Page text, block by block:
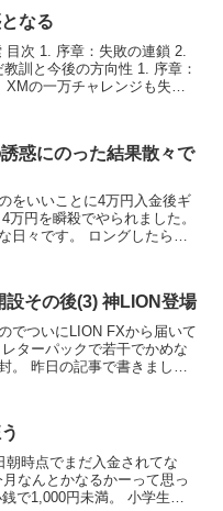
なる
目次 1. 序章：失敗の連鎖 2.
訓と今後の方向性 1. 序章：
の一万チャレンジも失敗
惑にのった結果散々で
をいいことに4万円入金後ギ
円を瞬殺でやられました。
日々です。 ロングしたら一
設その後(3) 神LION登場
でついにLION FXから届いて
ターパックで若干でかめな
。 昨日の記事で書きました
時点でまだ入金されてな
なんとかなるかーって思っ
で1,000円未満。 小学生よ